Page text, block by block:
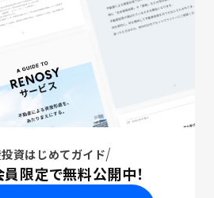
資はじめてガイド
限定で無料公開中！